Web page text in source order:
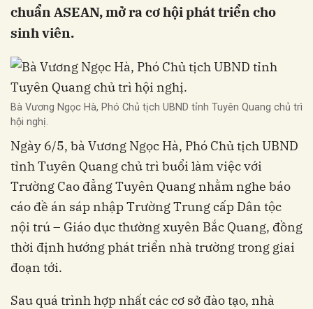
chuẩn ASEAN, mở ra cơ hội phát triển cho
sinh viên.
Bà Vương Ngọc Hà, Phó Chủ tịch UBND tỉnh Tuyên Quang chủ trì
hội nghị.
Ngày 6/5, bà Vương Ngọc Hà, Phó Chủ tịch UBND
tỉnh Tuyên Quang chủ trì buổi làm việc với
Trường Cao đẳng Tuyên Quang nhằm nghe báo
cáo đề án sáp nhập Trường Trung cấp Dân tộc
nội trú – Giáo dục thường xuyên Bắc Quang, đồng
thời định hướng phát triển nhà trường trong giai
đoạn tới.
Sau quá trình hợp nhất các cơ sở đào tạo, nhà